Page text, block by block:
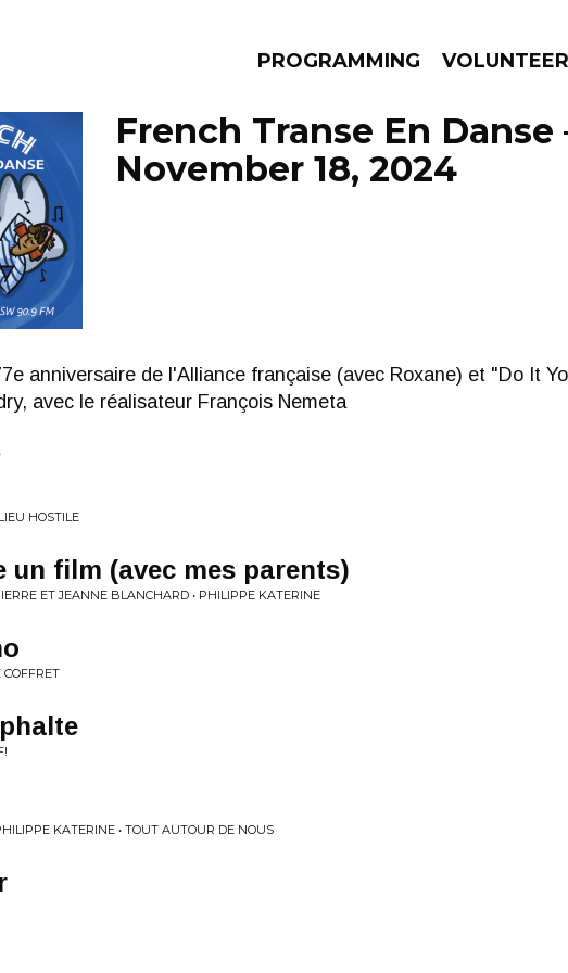
PROGRAMMING VOLUNTEER
French Transe En Danse
November 18, 2024
anniversaire de l'Alliance française (avec Roxane) et "Do It
avec le réalisateur François Nemeta
HOSTILE
un film (avec mes parents)
ET JEANNE BLANCHARD • PHILIPPE KATERINE
COFFRET
KATERINE • TOUT AUTOUR DE NOUS